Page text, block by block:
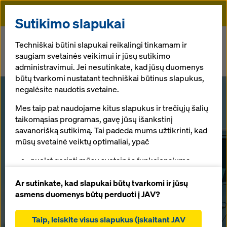
Doka
Mąstome žaliai: UAB „Doka Lietuva“ įrengė elektromobilių įkrovimo
stotelę
Mąstome žaliai:
UAB „Doka
Lietuva“ įrengė
elektromobilių
įkrovimo
Sutikimo slapukai
Techniškai būtini slapukai reikalingi tinkamam ir
saugiam svetainės veikimui ir jūsų sutikimo
administravimui. Jei nesutinkate, kad jūsų duomenys
būtų tvarkomi nustatant techniškai būtinus slapukus,
negalėsite naudotis svetaine.
Mes taip pat naudojame kitus slapukus ir trečiųjų šalių
taikomąsias programas, gavę jūsų išankstinį
savanorišką sutikimą. Tai padeda mums užtikrinti, kad
mūsų svetainė veiktų optimaliai, ypač
nuolat gerinti mūsų svetainės funkcionalumą
padėti sklandžiam pirkimo procesui naudojantis
„Doka“ internetine parduotuve (funkciniai ir
teikti jums, kaip naudotojui, tinkamą reklamą tam
Ar sutinkate, kad slapukai būtų tvarkomi ir jūsų
asmens duomenys būtų perduoti į JAV?
Taip, leiskite visus slapukus (įskaitant JAV